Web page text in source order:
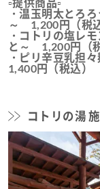
▫提供商品▫
・温玉明太とろ
～ 1,200円（税込
・コトリの塩レ
と～ 1,200円（税
・ピリ辛豆乳担
1,400円（税込）
コトリの湯